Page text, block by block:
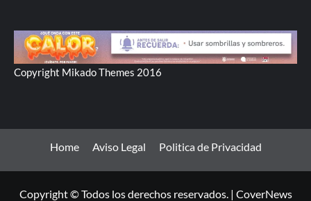
Copyright Mikado Themes 2016
Home Aviso Legal Politica de Privacidad
Copyright © Todos los derechos reservados. | CoverNews